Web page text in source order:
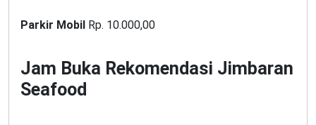
Parkir Mobil Rp. 10.000,00
Jam Buka Rekomendasi Jimbaran
Seafood